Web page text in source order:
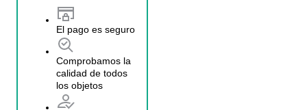
El pago es seguro
Comprobamos la
calidad de todos
los objetos